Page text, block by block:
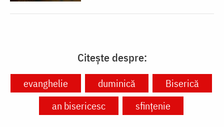
Citește despre:
evanghelie duminică
Biserică
an bisericesc
sfințenie